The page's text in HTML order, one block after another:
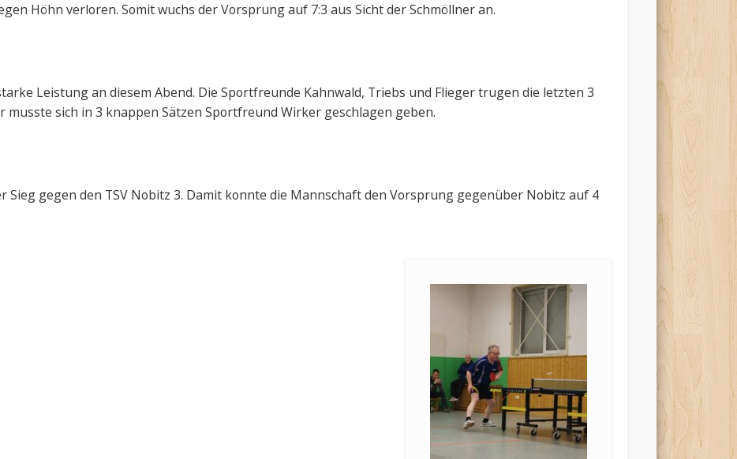
Höhn verloren. Somit wuchs der Vorsprung auf 7:3 aus Sicht der Schmöllner an.
Leistung an diesem Abend. Die Sportfreunde Kahnwald, Triebs und Flieger trugen die letzten 3
musste sich in 3 knappen Sätzen Sportfreund Wirker geschlagen geben.
Sieg gegen den TSV Nobitz 3. Damit konnte die Mannschaft den Vorsprung gegenüber Nobitz auf 4